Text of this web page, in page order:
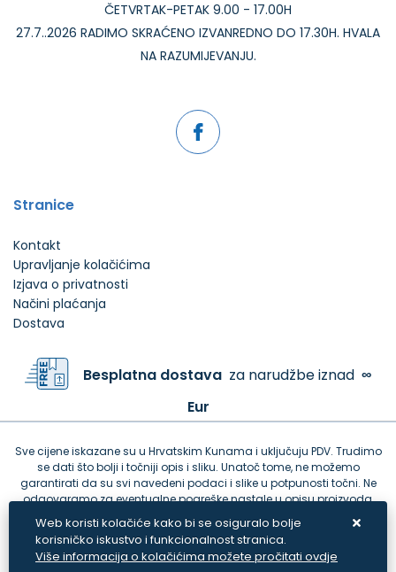
ČETVRTAK-PETAK 9.00 - 17.00H
27.7..2026 RADIMO SKRAĆENO IZVANREDNO DO 17.30H. HVALA
NA RAZUMIJEVANJU.
Stranice
Kontakt
Upravljanje kolačićima
Izjava o privatnosti
Načini plaćanja
Dostava
Besplatna dostava za narudžbe iznad ∞
Eur
Sve cijene iskazane su u Hrvatskim Kunama i uključuju PDV. Trudimo
se dati što bolji i točniji opis i sliku. Unatoč tome, ne možemo
garantirati da su svi navedeni podaci i slike u potpunosti točni. Ne
odgovaramo za eventualne pogreške nastale u opisu proizvoda,
greške prilikom štampanja te promjene cijena.
Web koristi kolačiće kako bi se osiguralo bolje
korisničko iskustvo i funkcionalnost stranica.
Više informacija o kolačićima možete pročitati ovdje